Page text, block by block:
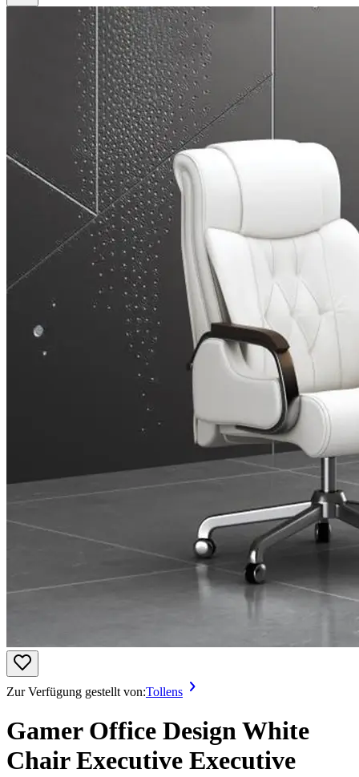
Zur Verfügung gestellt von:Tollens
Gamer Office Design White
Chair Executive Executive